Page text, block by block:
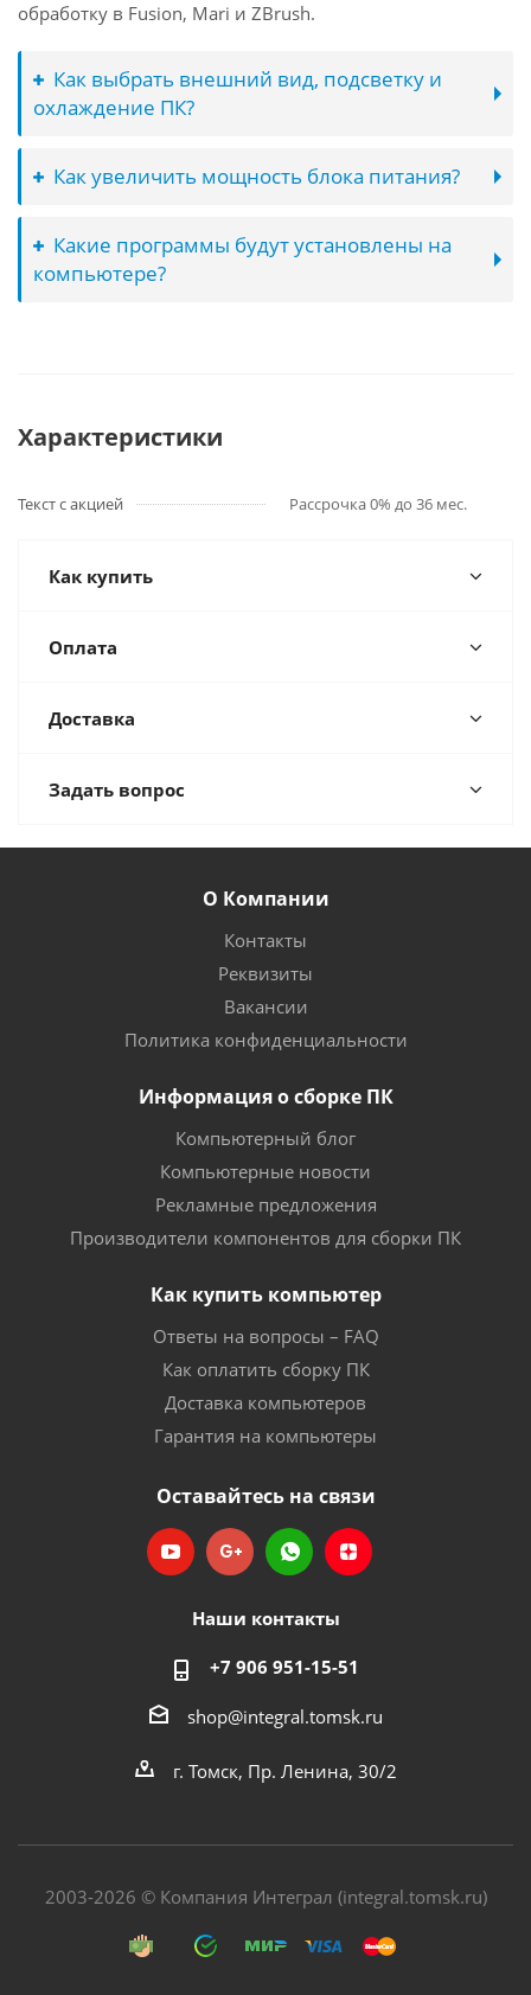
обработку в Fusion, Mari и ZBrush.
Как выбрать внешний вид, подсветку и
охлаждение ПК?
Как увеличить мощность блока питания?
Какие программы будут установлены на
компьютере?
Характеристики
Текст с акцией Рассрочка 0% до 36 мес.
Как купить
Оплата
Доставка
Задать вопрос
О Компании
Контакты
Реквизиты
Вакансии
Политика конфиденциальности
Информация о сборке ПК
Компьютерный блог
Компьютерные новости
Рекламные предложения
Производители компонентов для сборки ПК
Как купить компьютер
Ответы на вопросы – FAQ
Как оплатить сборку ПК
Доставка компьютеров
Гарантия на компьютеры
Оставайтесь на связи
Наши контакты
+7 906 951-15-51
shop@integral.tomsk.ru
г. Томск, Пр. Ленина, 30/2
2003-2026 © Компания Интеграл (integral.tomsk.ru)